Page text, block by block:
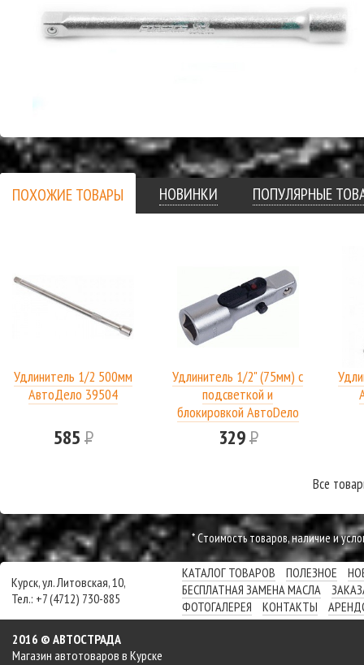
ПОХОЖИЕ ТОВАРЫ НОВИНКИ ПОПУЛЯРНЫЕ
Удлинитель 1/2 500мм
АвтоДело 39504
585Р
Удлинитель 1/2" (75мм) с
подсветкой и
блокировкой АвтоDело
329Р
Все
* Cтоимость товаров, наличие и
Курск, ул. Литовская, 10,
Тел.: +7 (4712) 730-885
КАТАЛОГ ТОВАРОВ ПОЛЕЗНОЕ
БЕСПЛАТНАЯ ЗАМЕНА МАСЛА
ФОТОГАЛЕРЕЯ
КОНТАКТЫ
2016 © АВТОСТРАДА
Магазин автотоваров в Курске